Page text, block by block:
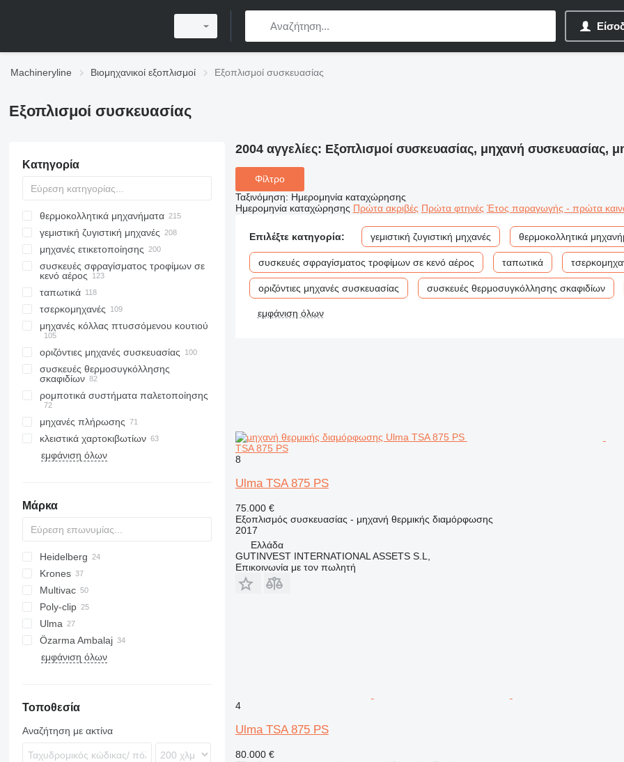
Machineryline Βιομηχανικοί εξοπλισμοί Εξοπλισμοί συσκευασίας
Εξοπλισμοί συσκευασίας
Κατηγορία
θερμοκολλητικά μηχανήματα
γεμιστική ζυγιστική μηχανές
μηχανές ετικετοποίησης
συσκευές σφραγίσματος τροφίμων σε
κενό αέρος
ταπωτικά
τσερκομηχανές
μηχανές κόλλας πτυσσόμενου κουτιού
οριζόντιες μηχανές συσκευασίας
συσκευές θερμοσυγκόλλησης
σκαφιδίων
ρομποτικά συστήματα παλετοποίησης
μηχανές πλήρωσης
κλειστικά χαρτοκιβωτίων
μηχανήματα σήμανσης με λέιζερ
εμφάνιση όλων
Μάρκα
EM
VF
Heidelberg
Stahlfolder
AC
AFC
BQ
HKN
Krones
K-series
T-series
Multivac
Poly-clip
FCA
T-10
Ulma
Özarma Ambalaj
εμφάνιση όλων
Τοποθεσία
Αναζήτηση με ακτίνα
2004 αγγελίες: Εξοπλισμοί συσκευασίας, μηχανή συσκευασίας,
Φίλτρο
Ταξινόμηση: Ημερομηνία καταχώρησης
Ημερομηνία καταχώρησης Πρώτα ακριβές Πρώτα φτηνές Έτος παραγωγής - πρώτα
Επιλέξτε κατηγορία: γεμιστική ζυγιστική μηχανές θερμοκολλητικά
συσκευές σφραγίσματος τροφίμων σε κενό αέρος ταπωτικά
οριζόντιες μηχανές συσκευασίας συσκευές θερμοσυγκόλλησης σκαφιδίων
εμφάνιση όλων
TSA 875 PS
8
Ulma TSA 875 PS
75.000 €
Εξοπλισμός συσκευασίας - μηχανή θερμικής διαμόρφωσης
2017
Ελλάδα
GUTINVEST INTERNATIONAL ASSETS S.L,
Επικοινωνία με τον πωλητή
4
Ulma TSA 875 PS
80.000 €